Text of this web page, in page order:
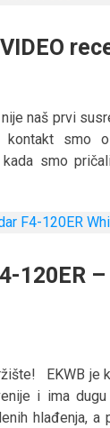
naš prvi
kontakt smo
smo
120ER –
EKWB je
i ima
hlađenja, a